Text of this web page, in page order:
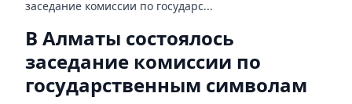
заседание комиссии по государс...
В Алматы состоялось
заседание комиссии по
государственным символам